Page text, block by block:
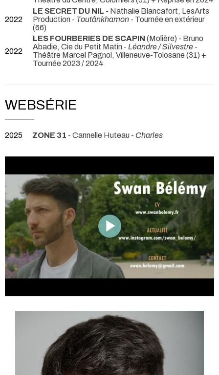
2022
LE SECRET DU NIL - Nathalie Blancafort, LesArts
Production - Toutânkhamon - Tournée en extérieur
(66)
2022
LES FOURBERIES DE SCAPIN (Molière) - Bruno
Abadie, Cie du Petit Matin - Léandre / Silvestre -
Théâtre Marcel Pagnol, Villeneuve-Tolosane (31) +
Tournée 2023 / 2024
WEBSÉRIE
2025 ZONE 31 - Cannelle Huteau - Charles